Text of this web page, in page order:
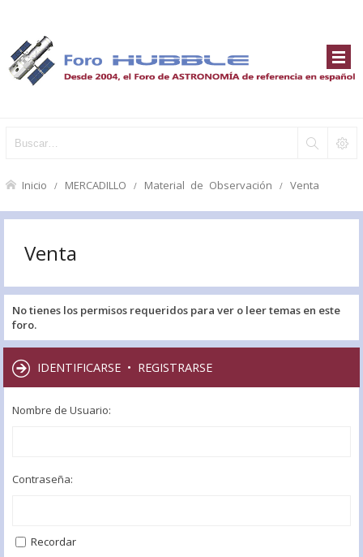
Inicio MERCADILLO Material de Observación Venta
Venta
No tienes los permisos requeridos para ver o leer temas en este
foro.
IDENTIFICARSE • REGISTRARSE
Nombre de Usuario:
Contraseña:
Recordar